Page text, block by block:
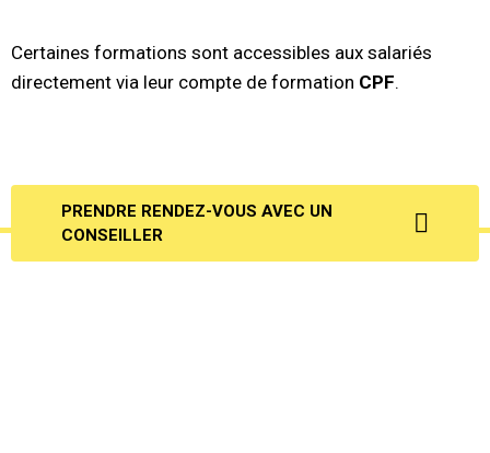
Certaines formations sont accessibles aux salariés
directement via leur compte de formation CPF.
PRENDRE RENDEZ-VOUS AVEC UN
CONSEILLER